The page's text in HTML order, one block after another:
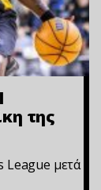
της
League μετά